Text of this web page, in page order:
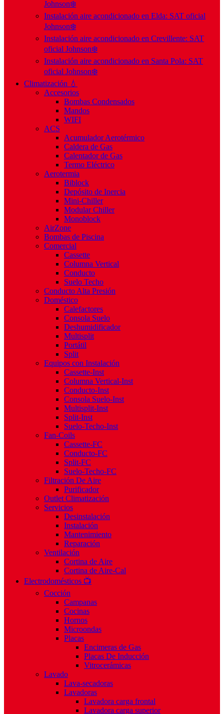
Johnson❄️
Instalación aire acondicionado en Elda: SAT oficial
Johnson❄️
Instalación aire acondicionado en Crevillente: SAT
oficial Johnson❄️
Instalación aire acondicionado en Santa Pola: SAT
oficial Johnson❄️
Climatización 💧
Accesorios
Bombas Condensados
Mandos
WIFI
ACS
Acumulador Aerotérmico
Caldera de Gas
Calentador de Gas
Termo Eléctrico
Aerotermia
Biblock
Depósito de Inercia
Mini-Chiller
Modular Chiller
Monoblock
AirZone
Bombas de Piscina
Comercial
Cassette
Columna Vertical
Conducto
Suelo Techo
Conducto Alta Presión
Doméstico
Calefactores
Consola Suelo
Deshumidificador
Multisplit
Portátil
Split
Equipos con Instalación
Cassette-Inst
Columna Vertical-Inst
Conducto-Inst
Consola Suelo-Inst
Multisplit-Inst
Split-Inst
Suelo-Techo-Inst
Fan-Coils
Cassette-FC
Conducto-FC
Split-FC
Suelo-Techo-FC
Filtración De Aire
Purificador
Outlet Climatización
Servicios
Desinstalación
Instalación
Mantenimiento
Reparación
Ventilación
Cortina de Aire
Cortina de Aire-Cal
Electrodomésticos 📺
Cocción
Campanas
Cocinas
Hornos
Microondas
Placas
Encimeras de Gas
Placas De Inducción
Vitrocerámicas
Lavado
Lava-secadoras
Lavadoras
Lavadora carga frontal
Lavadora carga superior